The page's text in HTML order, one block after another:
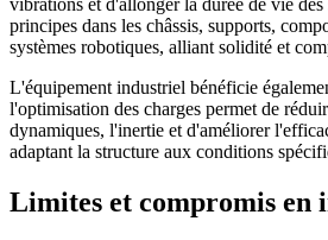
principes dans les châssis, supports,
systèmes robotiques, alliant solidité et
L'équipement industriel bénéficie
l'optimisation des charges permet de
dynamiques, l'inertie et d'améliorer
adaptant la structure aux conditions
Limites et compromis en